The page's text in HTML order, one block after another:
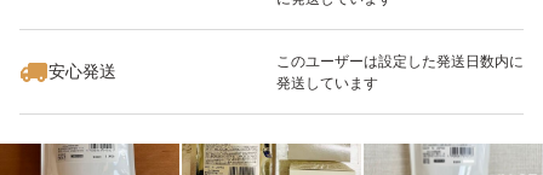
安心発送
このユーザーは設定した発送日数内に
発送しています
いいね！
2,950